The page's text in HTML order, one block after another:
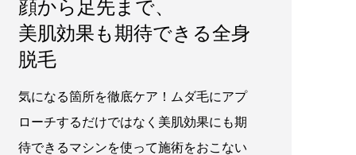
顔から足先まで、
美肌効果も期待できる全身
脱毛
気になる箇所を徹底ケア！ムダ毛にアプ
ローチするだけではなく美肌効果にも期
待できるマシンを使って施術をおこない